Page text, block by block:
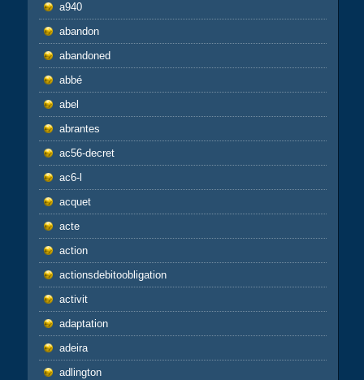
a940
abandon
abandoned
abbé
abel
abrantes
ac56-decret
ac6-l
acquet
acte
action
actionsdebitoobligation
activit
adaptation
adeira
adlington